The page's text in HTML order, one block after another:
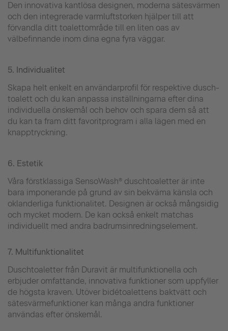
Den innovativa kantlösa designen, moderna sätesvärmen
och den integrerade varmluftstorken hjälper till att
förvandla ditt toalettområde till en liten oas av
välbefinnande inom dina egna fyra väggar.
5. Individualitet
Skapa helt enkelt en användarprofil för respektive dusch-
toalett och du kan anpassa inställningarna efter dina
individuella önskemål och behov och spara dem så att
du kan ta fram ditt favoritprogram i alla lägen med en
knapptryckning.
6. Estetik
Våra förstklassiga SensoWash® duschtoaletter är inte
bara imponerande på grund av sin bekväma känsla och
oklanderliga funktionalitet. Designen är också mångsidig
och mycket modern. De kan också enkelt matchas
individuellt med andra badrumsinredningselement.
7. Multifunktionalitet
Duschtoaletter från Duravit är multifunktionella och
erbjuder omfattande, innovativa funktioner som uppfyller
de högsta kraven. Utöver bidétoalettens baktvätt och
sätesvärmefunktioner kan många andra funktioner
användas efter önskemål.